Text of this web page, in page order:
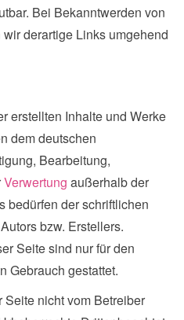
Bei Bekanntwerden von
derartige Links umgehend
erstellten Inhalte und Werke
dem deutschen
Bearbeitung,
Verwertung außerhalb der
bedürfen der schriftlichen
bzw. Erstellers.
Seite sind nur für den
Gebrauch gestattet.
nicht vom Betreiber